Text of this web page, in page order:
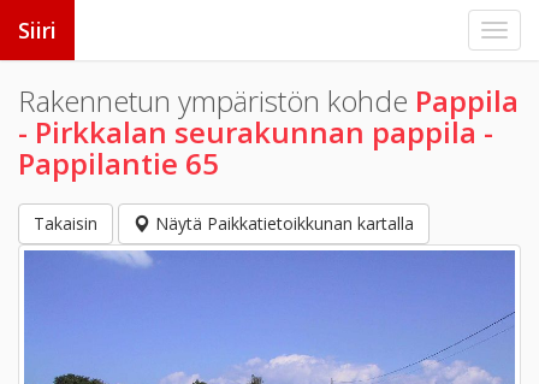
Siiri
Rakennetun ympäristön kohde Pappila
- Pirkkalan seurakunnan pappila -
Pappilantie 65
Takaisin Näytä Paikkatietoikkunan kartalla